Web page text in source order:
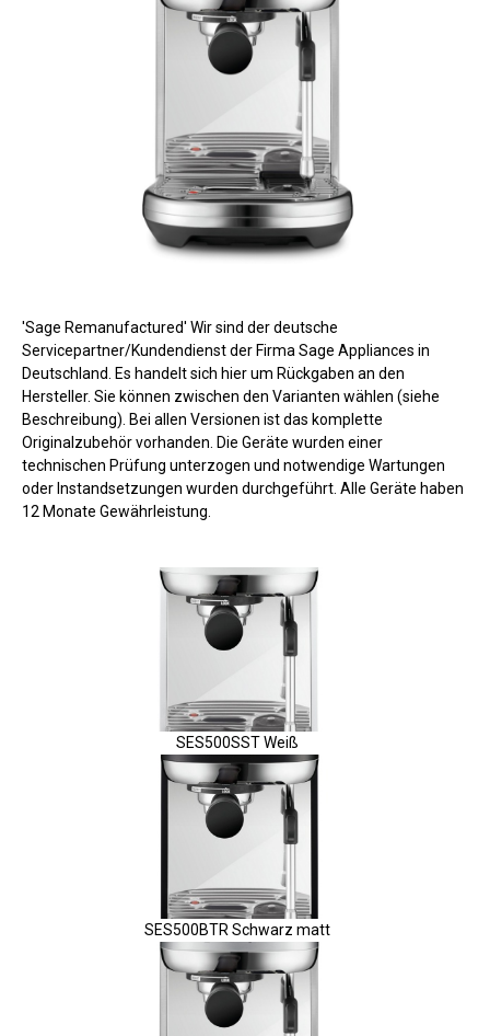
'Sage Remanufactured' Wir sind der deutsche
Servicepartner/Kundendienst der Firma Sage Appliances in
Deutschland. Es handelt sich hier um Rückgaben an den
Hersteller. Sie können zwischen den Varianten wählen (siehe
Beschreibung). Bei allen Versionen ist das komplette
Originalzubehör vorhanden. Die Geräte wurden einer
technischen Prüfung unterzogen und notwendige Wartungen
oder Instandsetzungen wurden durchgeführt. Alle Geräte haben
12 Monate Gewährleistung.
SES500SST Weiß
SES500BTR Schwarz matt